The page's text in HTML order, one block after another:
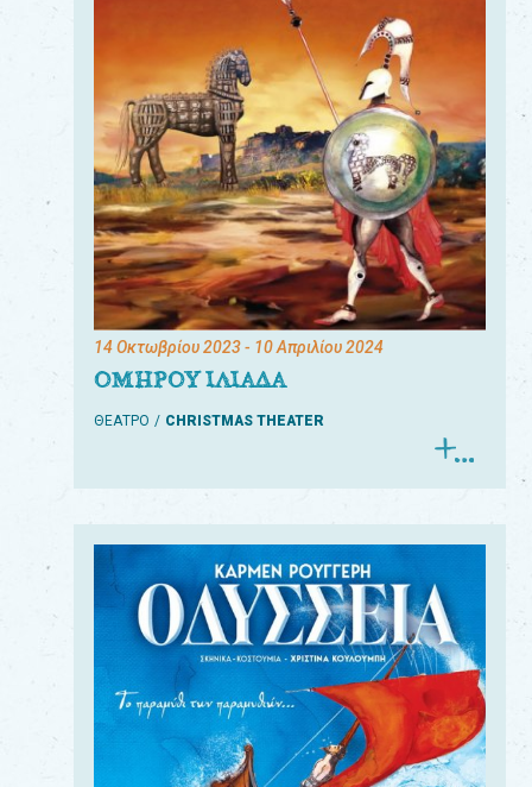
14 Οκτωβρίου 2023- 10 Απριλίου 2024
ΟΜΗΡΟΥ ΙΛΙΑΔΑ
ΘΕΑΤΡΟ CHRISTMAS THEATER